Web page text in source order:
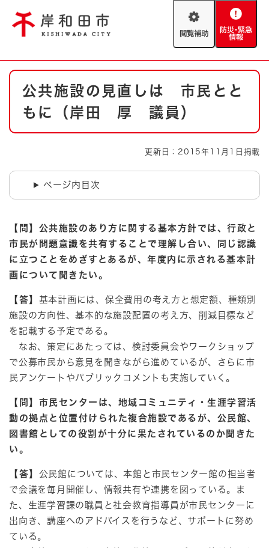
閲
助
防
緊
情
やさしい日本語
防災・緊急情報 救急・消防
ハザードマップ AED設置箇所
本
公共施設の見直しは 市民とと
もに（岸田 厚 議員）
更新日：2015年11月1日掲載
ページ内目次
【問】公共施設のあり方に関する基本方針では、行政と
市民が問題意識を共有することで理解し合い、同じ認識
に立つことをめざすとあるが、年度内に示される基本計
画について聞きたい。
【答】 基本計画には、保全費用の考え方と想定額、種類別
施設の方向性、基本的な施設配置の考え方、削減目標など
を記載する予定である。
なお、策定にあたっては、検討委員会やワークショップ
で公募市民から意見を聞きながら進めているが、さらに市
民アンケートやパブリックコメントも実施していく。
【問】市民センターは、地域コミュニティ・生涯学習活
動の拠点と位置付けられた複合施設であるが、公民館、
図書館としての役割が十分に果たされているのか聞きた
い。
【答】 公民館については、本館と市民センター館の担当者
で会議を毎月開催し、情報共有や連携を図っている。ま
た、生涯学習課の職員と社会教育指導員が市民センターに
出向き、講座へのアドバイスを行うなど、サポートに努め
ている。